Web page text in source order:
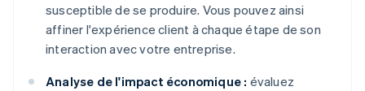
susceptible de se produire. Vous pouvez ainsi
affiner l'expérience client à chaque étape de son
interaction avec votre entreprise.
Analyse de l'impact économique : évaluez